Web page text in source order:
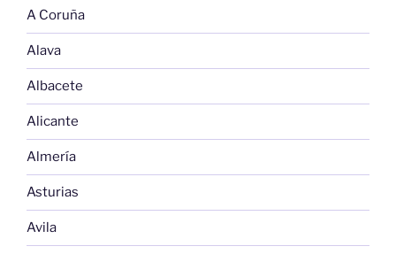
A Coruña
Alava
Albacete
Alicante
Almería
Asturias
Avila